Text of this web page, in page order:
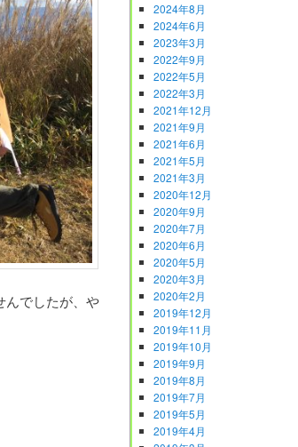
んでしたが、や
2024年8月
2024年6月
2023年3月
2022年9月
2022年5月
2022年3月
2021年12月
2021年9月
2021年6月
2021年5月
2021年3月
2020年12月
2020年9月
2020年7月
2020年6月
2020年5月
2020年3月
2020年2月
2019年12月
2019年11月
2019年10月
2019年9月
2019年8月
2019年7月
2019年5月
2019年4月